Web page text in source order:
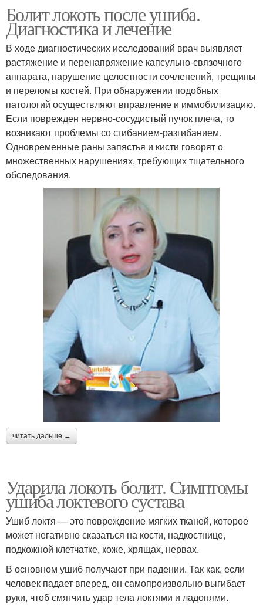
Болит локоть после ушиба.
Диагностика и лечение
В ходе диагностических исследований врач выявляет
растяжение и перенапряжение капсульно-связочного
аппарата, нарушение целостности сочленений, трещины
и переломы костей. При обнаружении подобных
патологий осуществляют вправление и иммобилизацию.
Если поврежден нервно-сосудистый пучок плеча, то
возникают проблемы со сгибанием-разгибанием.
Одновременные раны запястья и кисти говорят о
множественных нарушениях, требующих тщательного
обследования.
читать дальше →
Ударила локоть болит. Симптомы
ушиба локтевого сустава
Ушиб локтя — это повреждение мягких тканей, которое
может негативно сказаться на кости, надкостнице,
подкожной клетчатке, коже, хрящах, нервах.
В основном ушиб получают при падении. Так как, если
человек падает вперед, он самопроизвольно выгибает
руки, чтоб смягчить удар тела локтями и ладонями.